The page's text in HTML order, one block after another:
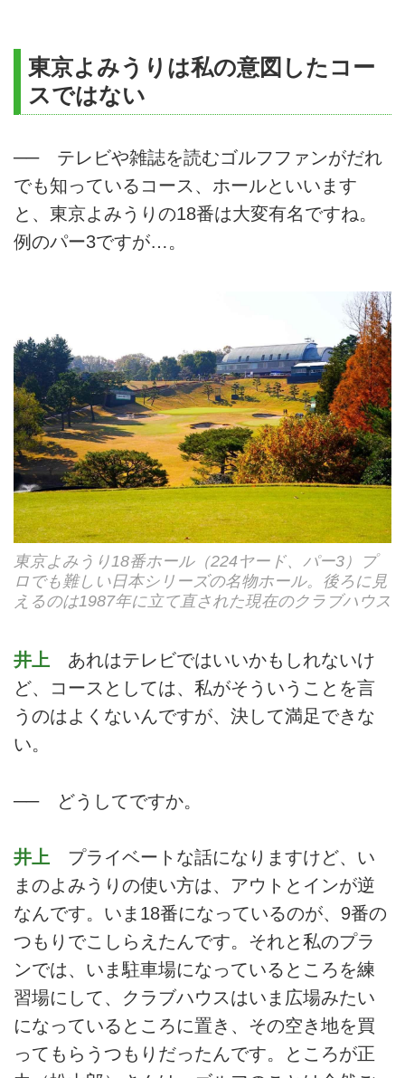
東京よみうりは私の意図したコー
スではない
── テレビや雑誌を読むゴルフファンがだれ
でも知っているコース、ホールといいます
と、東京よみうりの18番は大変有名ですね。
例のパー3ですが…。
東京よみうり18番ホール（224ヤード、パー3）プ
ロでも難しい日本シリーズの名物ホール。後ろに見
えるのは1987年に立て直された現在のクラブハウス
井上 あれはテレビではいいかもしれないけ
ど、コースとしては、私がそういうことを言
うのはよくないんですが、決して満足できな
い。
── どうしてですか。
井上 プライベートな話になりますけど、い
まのよみうりの使い方は、アウトとインが逆
なんです。いま18番になっているのが、9番の
つもりでこしらえたんです。それと私のプラ
ンでは、いま駐車場になっているところを練
習場にして、クラブハウスはいま広場みたい
になっているところに置き、その空き地を買
ってもらうつもりだったんです。ところが正